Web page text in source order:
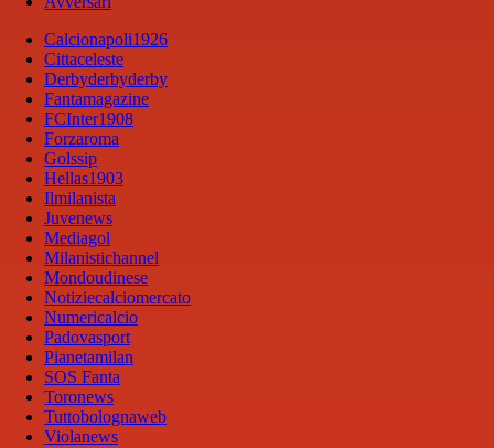
Calcionapoli1926
Cittaceleste
Derbyderbyderby
Fantamagazine
FCInter1908
Forzaroma
Golssip
Hellas1903
Ilmilanista
Juvenews
Mediagol
Milanistichannel
Mondoudinese
Notiziecalciomercato
Numericalcio
Padovasport
Pianetamilan
SOS Fanta
Toronews
Tuttobolognaweb
Violanews